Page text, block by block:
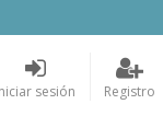
sesión Registro